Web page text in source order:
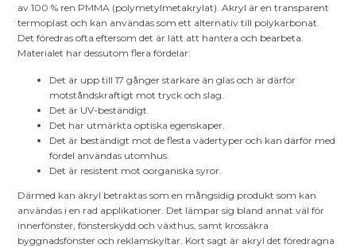
av 100 % ren PMMA (polymetylmetakrylat). Akryl är en transparent
termoplast och kan användas som ett alternativ till polykarbonat.
Det föredras ofta eftersom det är lätt att hantera och bearbeta.
Materialet har dessutom flera fördelar:
Det är upp till 17 gånger starkare än glas och är därför
motståndskraftigt mot tryck och slag.
Det är UV-beständigt.
Det har utmärkta optiska egenskaper.
Det är beständigt mot de flesta vädertyper och kan därför med
fördel användas utomhus.
Det är resistent mot oorganiska syror.
Därmed kan akryl betraktas som en mångsidig produkt som kan
användas i en rad applikationer. Det lämpar sig bland annat väl för
innerfönster, fönsterskydd och växthus, samt krossäkra
byggnadsfönster och reklamskyltar. Kort sagt är akryl det föredragna